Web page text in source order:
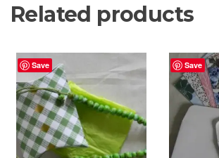
Related products
Save Save